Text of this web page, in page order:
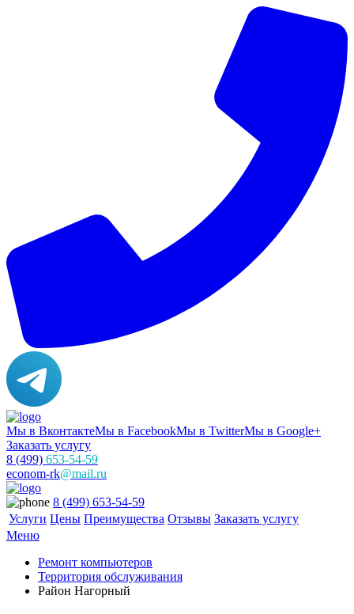
Мы в ВконтактеМы в FacebookМы в TwitterМы в Google+
Заказать услугу
8 (499) 653-54-59
econom-rk@mail.ru
8 (499) 653-54-59
Услуги Цены Преимущества Отзывы Заказать услугу
Меню
Ремонт компьютеров
Территория обслуживания
Район Нагорный